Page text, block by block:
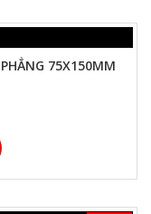
75X150MM